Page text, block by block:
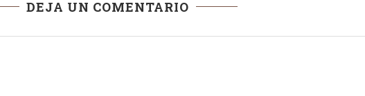
DEJA UN COMENTARIO